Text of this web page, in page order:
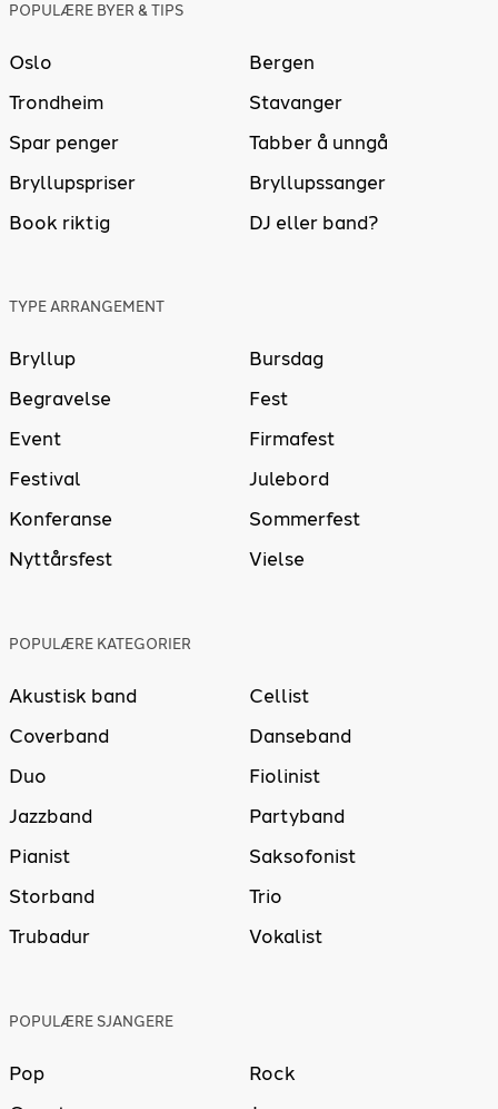
POPULÆRE BYER & TIPS
Oslo
Bergen
Trondheim
Stavanger
Spar penger
Tabber å unngå
Bryllupspriser
Bryllupssanger
Book riktig
DJ eller band?
TYPE ARRANGEMENT
Bryllup
Bursdag
Begravelse
Fest
Event
Firmafest
Festival
Julebord
Konferanse
Sommerfest
Nyttårsfest
Vielse
POPULÆRE KATEGORIER
Akustisk band
Cellist
Coverband
Danseband
Duo
Fiolinist
Jazzband
Partyband
Pianist
Saksofonist
Storband
Trio
Trubadur
Vokalist
POPULÆRE SJANGERE
Pop
Rock